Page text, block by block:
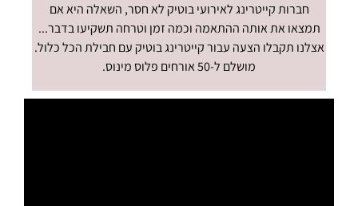
חברות קייטרינג לאירועי בוטיק לא חסר, השאלה היא אם
תמצאו את אותה ההתאמה וכמה זמן וטרחה תשקיעו בדבר...
אצלנו תקבלו הצעה עבורקייטרינג בוטיק עם חבילת הכל כלול.
מושלם ל-50 אורחים פלוס מינוס.